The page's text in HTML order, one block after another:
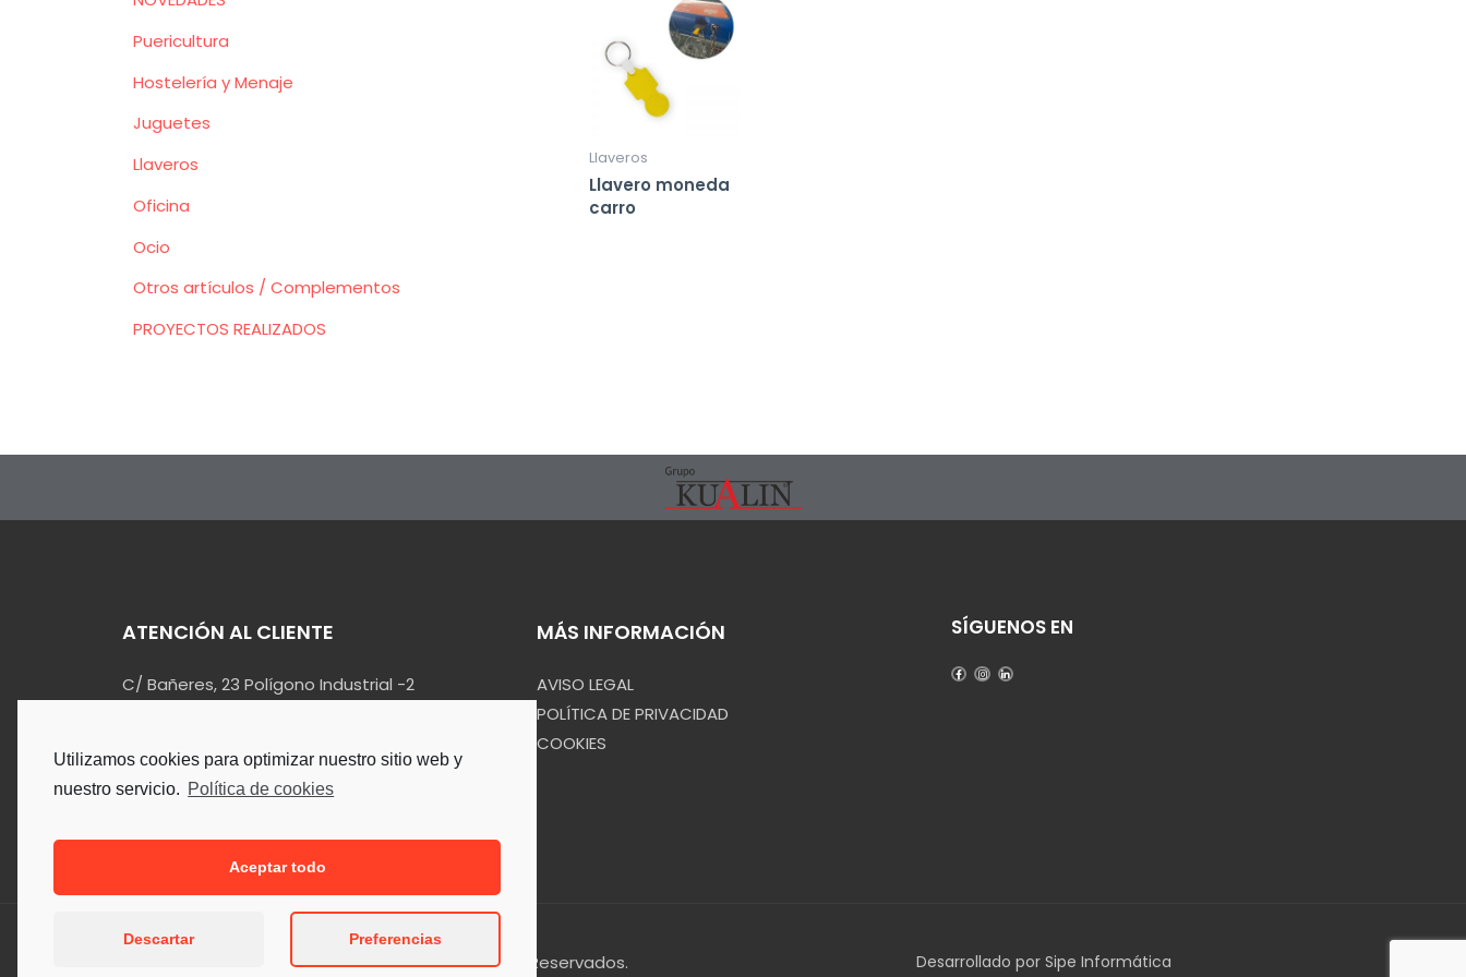
Utilizamos cookies para optimizar nuestro sitio web y
nuestro servicio. Política de cookies
Aceptar todo
Descartar Preferencias
Puericultura
Hostelería y Menaje
Juguetes
Llaveros
Oficina
Ocio
Otros artículos / Complementos
PROYECTOS REALIZADOS
Llaveros
Llavero moneda
carro
ATENCIÓN AL CLIENTE
C/ Bañeres, 23 Polígono Industrial -2
965 55 34 90
MÁS INFORMACIÓN
AVISO LEGAL
POLÍTICA DE PRIVACIDAD
COOKIES
SÍGUENOS EN
Copyright © 2026. Todos los Derechos Reservados. Desarrollado por Sipe Informática